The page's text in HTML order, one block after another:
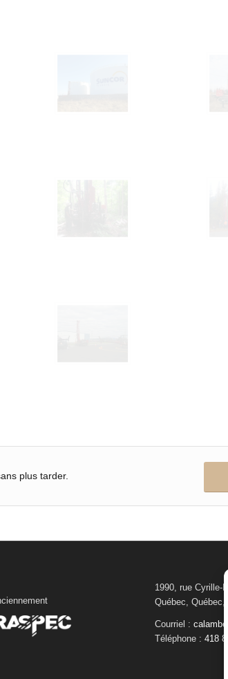
plus tarder.
1990, rue Cyrille-
Québec, Québec,
Courriel :
Téléphone :418